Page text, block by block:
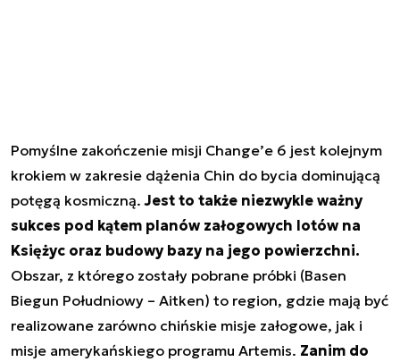
Pomyślne zakończenie misji Change’e 6 jest kolejnym
krokiem w zakresie dążenia Chin do bycia dominującą
potęgą kosmiczną.Jest to także niezwykle ważny
sukces pod kątem planów załogowych lotów na
Księżyc oraz budowy bazy na jego powierzchni.
Obszar, z którego zostały pobrane próbki (Basen
Biegun Południowy – Aitken) to region, gdzie mają być
realizowane zarówno chińskie misje załogowe, jak i
misje amerykańskiego programu Artemis. Zanim do